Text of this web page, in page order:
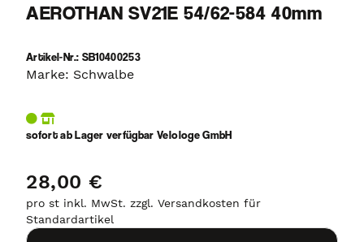
AEROTHAN SV21E 54/62-584 40mm
Artikel-Nr.: SB10400253
Marke: Schwalbe
sofort ab Lager verfügbar Velologe GmbH
28,00 €
pro st inkl. MwSt. zzgl. Versandkosten für
Standardartikel